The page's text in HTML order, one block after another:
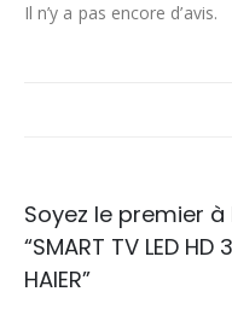
Il n’y a pas encore d’avis.
Soyez le premier
“SMART TV LED
HAIER”